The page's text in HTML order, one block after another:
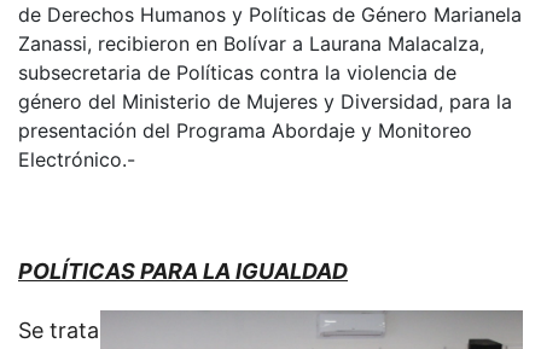
de Derechos Humanos y Políticas de Género Marianela
Zanassi, recibieron en Bolívar a Laurana Malacalza,
subsecretaria de Políticas contra la violencia de
género del Ministerio de Mujeres y Diversidad, para la
presentación del Programa Abordaje y Monitoreo
Electrónico.-
POLÍTICAS PARA LA IGUALDAD
Se trata